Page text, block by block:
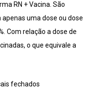
RN + Vacina. São
uma dose ou dose
Com relação a dose de
o que equivale a
fechados